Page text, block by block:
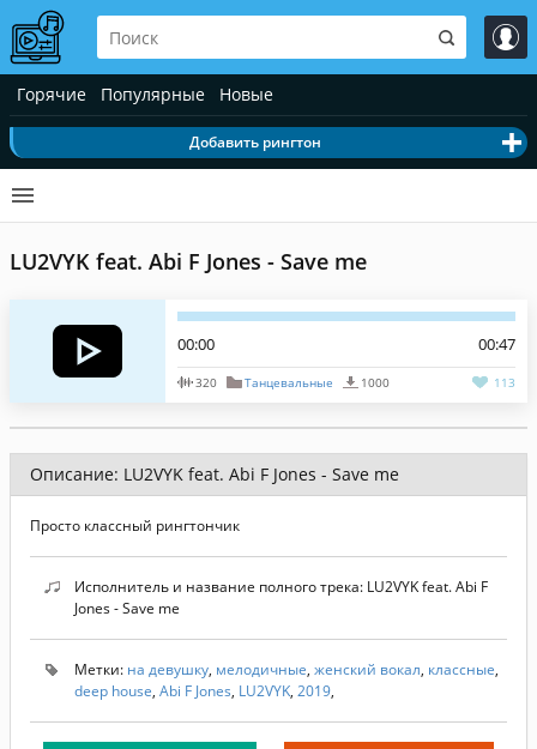
Горячие Популярные Новые
Добавить рингтон
LU2VYK feat. Abi F Jones - Save me
00:00 00:47
320 Танцевальные 1000 113
Описание: LU2VYK feat. Abi F Jones - Save me
Просто классный рингтончик
Исполнитель и название полного трека: LU2VYK feat. Abi F
Jones - Save me
Метки: на девушку, мелодичные, женский вокал, классные,
deep house, Abi F Jones, LU2VYK, 2019,